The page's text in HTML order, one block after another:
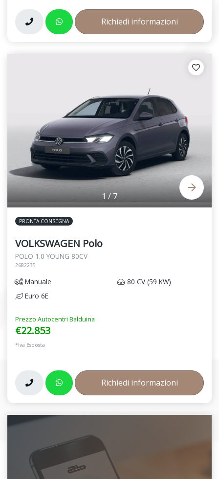
Richiedi informazioni
1/7
PRONTA CONSEGNA
VOLKSWAGEN Polo
POLO 1.0 YOUNG 80CV
2682235
Manuale
80 CV (59 KW)
Euro 6E
Prezzo Autocentri Balduina
€22.853
*Iva Esposta
Richiedi informazioni